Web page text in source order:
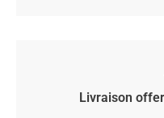
Livraison